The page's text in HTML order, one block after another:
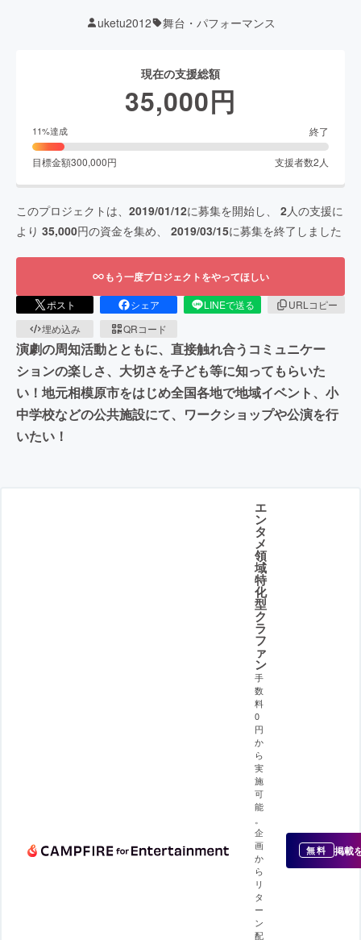
uketu2012 舞台・パフォーマンス
現在の支援総額
35,000円
11%達成 終了
目標金額300,000円 支援者数2 人
このプロジェクトは、 2019/01/12に募集を開始し、 2人の支援に
より 35,000円の資金を集め、 2019/03/15に募集を終了しました
もう一度プロジェクトをやってほしい
ポスト シェア LINEで送る
URLコピー
埋め込み
QRコード
演劇の周知活動とともに、直接触れ合うコミュニケー
ションの楽しさ、大切さを子ども等に知ってもらいた
い！地元相模原市をはじめ全国各地で地域イベント、小
中学校などの公共施設にて、ワークショップや公演を行
いたい！
エ
ン
タ
メ
領
域
特
化
型
ク
ラ
フ
ァ
ン
手
数
料
0
円
か
ら
実
施
可
能
企
画
か
ら
リ
タ
ー
ン
配
無料 掲載